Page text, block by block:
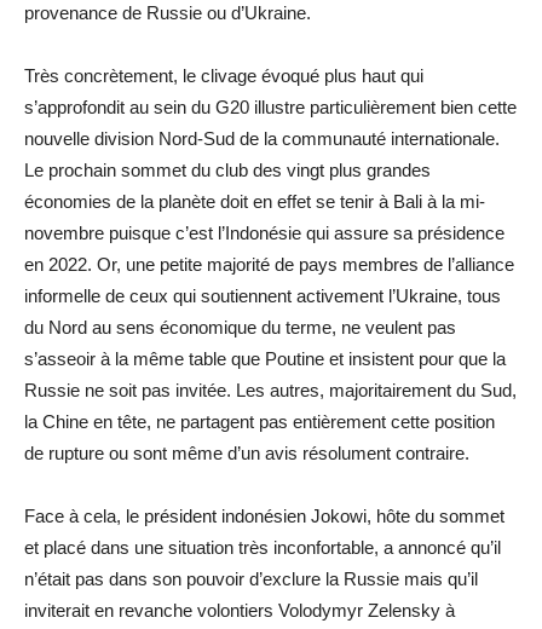
provenance de Russie ou d’Ukraine.
Très concrètement, le clivage évoqué plus haut qui
s’approfondit au sein du G20 illustre particulièrement bien cette
nouvelle division Nord-Sud de la communauté internationale.
Le prochain sommet du club des vingt plus grandes
économies de la planète doit en effet se tenir à Bali à la mi-
novembre puisque c’est l’Indonésie qui assure sa présidence
en 2022. Or, une petite majorité de pays membres de l’alliance
informelle de ceux qui soutiennent activement l’Ukraine, tous
du Nord au sens économique du terme, ne veulent pas
s’asseoir à la même table que Poutine et insistent pour que la
Russie ne soit pas invitée. Les autres, majoritairement du Sud,
la Chine en tête, ne partagent pas entièrement cette position
de rupture ou sont même d’un avis résolument contraire.
Face à cela, le président indonésien Jokowi, hôte du sommet
et placé dans une situation très inconfortable, a annoncé qu’il
n’était pas dans son pouvoir d’exclure la Russie mais qu’il
inviterait en revanche volontiers Volodymyr Zelensky à